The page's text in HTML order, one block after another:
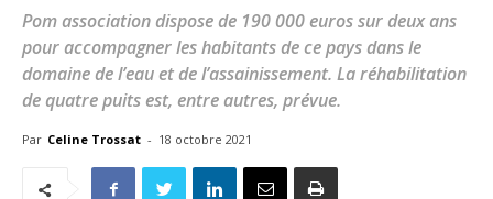
Pom association dispose de 190 000 euros sur deux ans
pour accompagner les habitants de ce pays dans le
domaine de l’eau et de l’assainissement. La réhabilitation
de quatre puits est, entre autres, prévue.
Par Celine Trossat - 18 octobre 2021